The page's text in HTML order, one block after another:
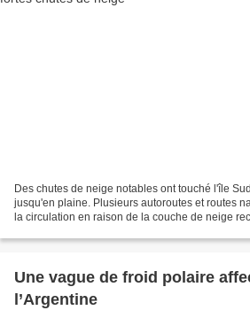
Des chutes de neige notables ont touché l'île
jusqu'en plaine. Plusieurs autoroutes et routes
la circulation en raison de la couche de neige
Une vague de froid polaire
l’Argentine